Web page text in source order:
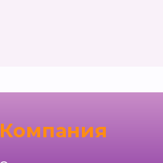
Компания